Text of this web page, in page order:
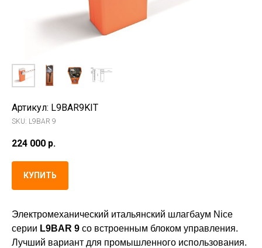
Артикул: L9BAR9KIT
SKU: L9BAR 9
224 000 р.
КУПИТЬ
Электромеханический итальянский шлагбаум Nice
серии L9BAR 9 со встроенным блоком управления.
Лучший вариант для промышленного использования.